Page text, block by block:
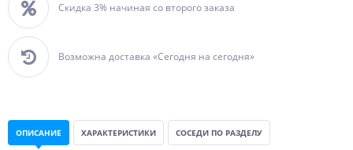
Скидка 3% начиная со второго заказа
Возможна доставка «Сегодня на сегодня»
ОПИСАНИЕ ХАРАКТЕРИСТИКИ СОСЕДИ ПО РАЗДЕЛУ